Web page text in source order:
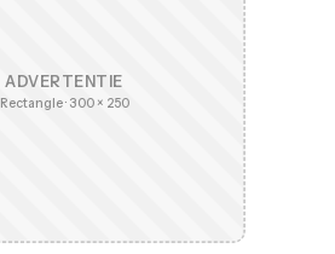
ADVERTENTIE
Rectangle · 300 × 250